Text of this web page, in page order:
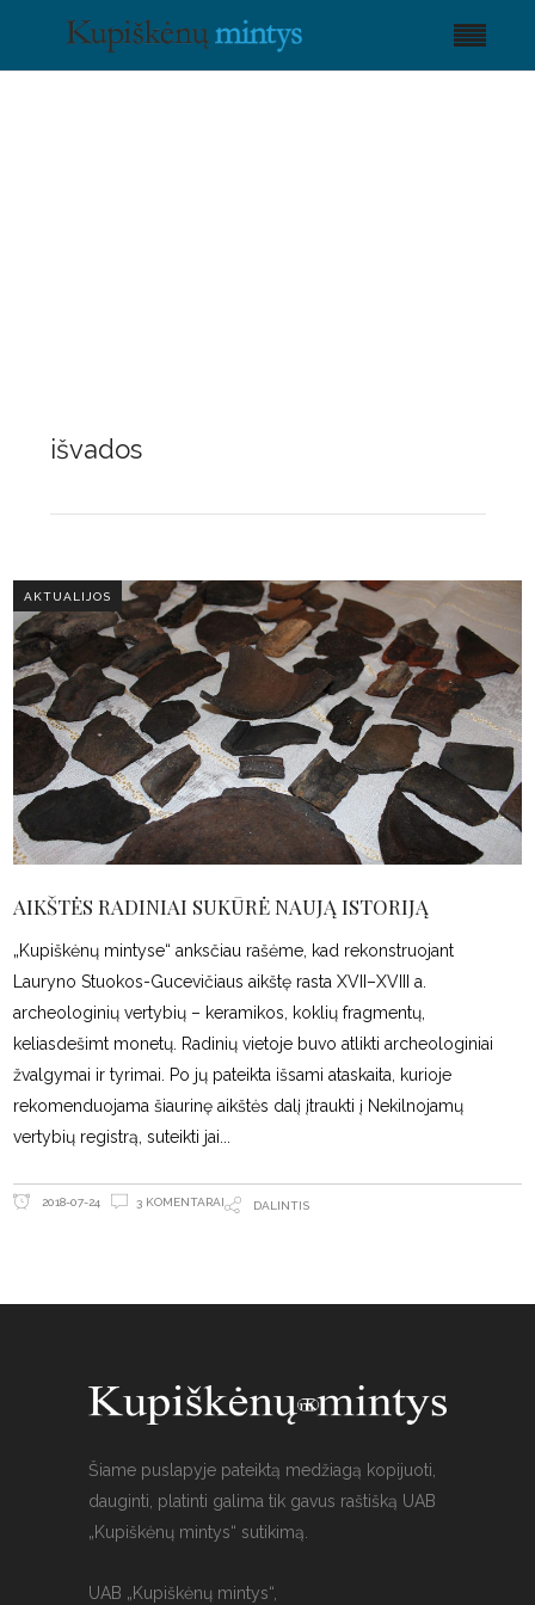
išvados
AKTUALIJOS
AIKŠTĖS RADINIAI SUKŪRĖ NAUJĄ ISTORIJĄ
„Kupiškėnų mintyse“ anksčiau rašėme, kad rekonstruojant
Lauryno Stuokos-Gucevičiaus aikštę rasta XVII–XVIII a.
archeologinių vertybių – keramikos, koklių fragmentų,
keliasdešimt monetų. Radinių vietoje buvo atlikti archeologiniai
žvalgymai ir tyrimai. Po jų pateikta išsami ataskaita, kurioje
rekomenduojama šiaurinę aikštės dalį įtraukti į Nekilnojamų
vertybių registrą, suteikti jai
2018-07-24 3 KOMENTARAI DALINTIS
Šiame puslapyje pateiktą medžiagą kopijuoti,
dauginti, platinti galima tik gavus raštišką UAB
„Kupiškėnų mintys“ sutikimą.
UAB „Kupiškėnų mintys“,